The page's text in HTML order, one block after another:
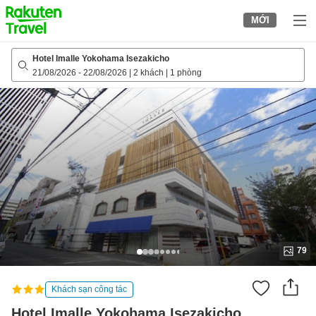
to
top
page
MỚI
Hotel Imalle Yokohama Isezakicho
21/08/2026 - 22/08/2026 2 khách 1 phòng
79
Khách sạn công tác